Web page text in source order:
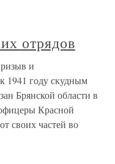
отрядов
и
1941 году скудным
Брянской области в
Красной
своих частей во